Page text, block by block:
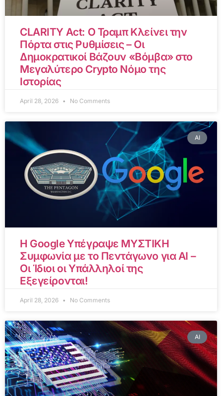
CLARITY Act: Ο Τραμπ Κλείνει την
Πόρτα στις Ρυθμίσεις – Οι
Δημοκρατικοί Βάζουν «Βόμβα» στο
Μεγαλύτερο Crypto Νόμο της
Ιστορίας
April 28, 2026 No Comments
AI
Η Google Υπέγραψε ΜΥΣΤΙΚΗ
Συμφωνία με το Πεντάγωνο για AI –
Οι Ίδιοι οι Υπάλληλοί της
Εξεγείρονται!
April 28, 2026 No Comments
AI